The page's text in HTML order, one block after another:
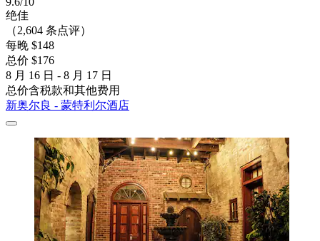
绝佳
（2,604 条点评）
每晚 $148
总价 $176
8 月 16 日 - 8 月 17 日
总价含税款和其他费用
新奥尔良 - 蒙特利尔酒店